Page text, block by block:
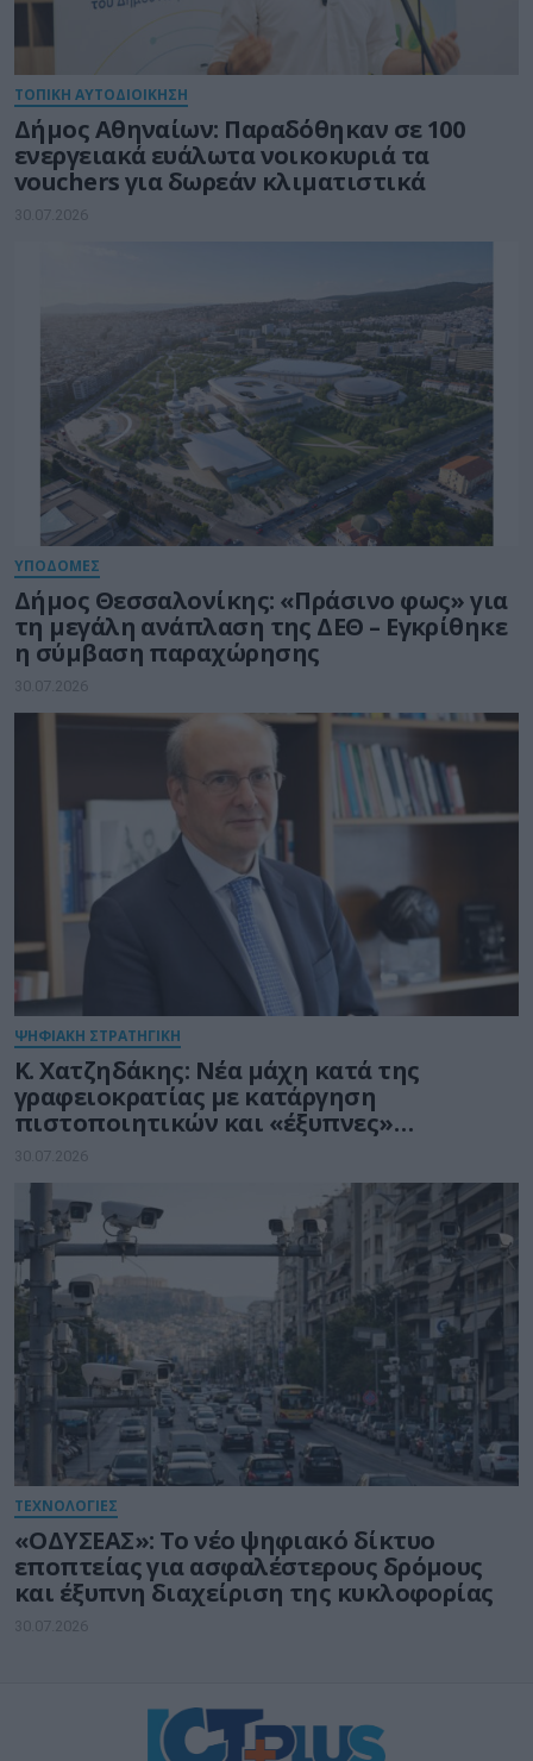
ΤΟΠΙΚΗ ΑΥΤΟΔΙΟΙΚΗΣΗ
Δήμος Αθηναίων: Παραδόθηκαν σε 100
ενεργειακά ευάλωτα νοικοκυριά τα
vouchers για δωρεάν κλιματιστικά
30.07.2026
ΥΠΟΔΟΜΕΣ
Δήμος Θεσσαλονίκης: «Πράσινο φως» για
τη μεγάλη ανάπλαση της ΔΕΘ – Εγκρίθηκε
η σύμβαση παραχώρησης
30.07.2026
ΨΗΦΙΑΚΗ ΣΤΡΑΤΗΓΙΚΗ
Κ. Χατζηδάκης: Νέα μάχη κατά της
γραφειοκρατίας με κατάργηση
πιστοποιητικών και «έξυπνες»
διασταυρώσεις του Δημοσίου
30.07.2026
ΤΕΧΝΟΛΟΓΙΕΣ
«ΟΔΥΣΕΑΣ»: Το νέο ψηφιακό δίκτυο
εποπτείας για ασφαλέστερους δρόμους
και έξυπνη διαχείριση της κυκλοφορίας
30.07.2026